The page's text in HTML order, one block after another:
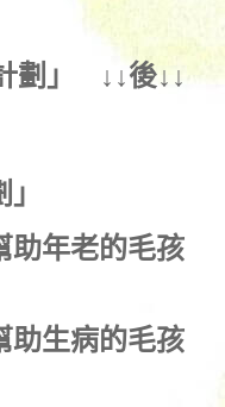
劃 」 ↓↓後↓↓
助年老的毛孩
助生病的毛孩